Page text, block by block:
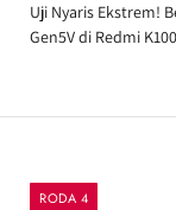
Uji Nyaris Ekstrem!
Gen5V di Redmi
RODA 4